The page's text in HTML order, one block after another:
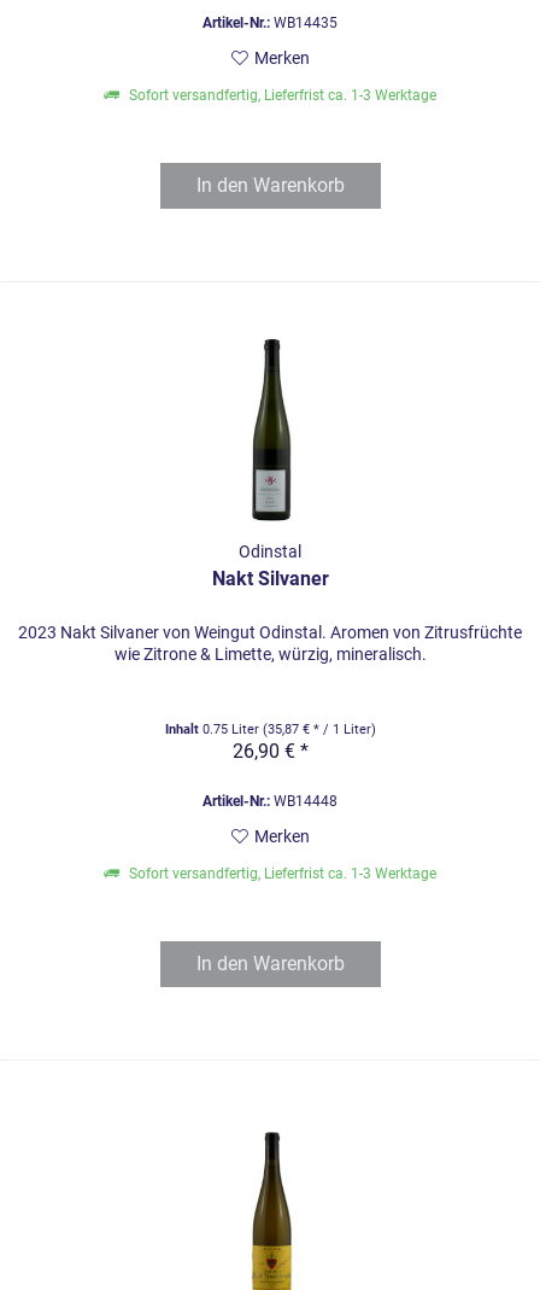
Artikel-Nr.: WB14435
Merken
Sofort versandfertig, Lieferfrist ca. 1-3 Werktage
In den Warenkorb
Odinstal
Nakt Silvaner
2023 Nakt Silvaner von Weingut Odinstal. Aromen von Zitrusfrüchte
wie Zitrone & Limette, würzig, mineralisch.
Inhalt 0.75 Liter (35,87 € * / 1 Liter)
26,90 € *
Artikel-Nr.: WB14448
Merken
Sofort versandfertig, Lieferfrist ca. 1-3 Werktage
In den Warenkorb